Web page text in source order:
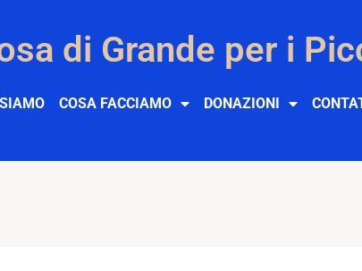
di Grande per i
COSA FACCIAMO DONAZIONI